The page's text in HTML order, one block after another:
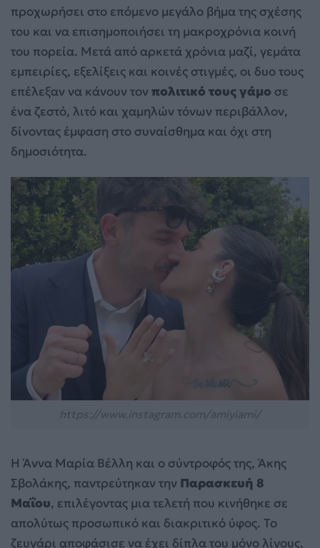
προχωρήσει στο επόμενο μεγάλο βήμα της σχέσης
του και να επισημοποιήσει τη μακροχρόνια κοινή
του πορεία. Μετά από αρκετά χρόνια μαζί, γεμάτα
εμπειρίες, εξελίξεις και κοινές στιγμές, οι δυο τους
επέλεξαν να κάνουν τονπολιτικό τους γάμο σε
ένα ζεστό, λιτό και χαμηλών τόνων περιβάλλον,
δίνοντας έμφαση στο συναίσθημα και όχι στη
δημοσιότητα.
Η Άννα Μαρία Βέλλη και ο σύντροφός της, Άκης
Σβολάκης, παντρεύτηκαν την Παρασκευή 8
Μαΐου, επιλέγοντας μια τελετή που κινήθηκε σε
απολύτως προσωπικό και διακριτικό ύφος. Το
ζευγάρι αποφάσισε να έχει δίπλα του μόνο λίγους,